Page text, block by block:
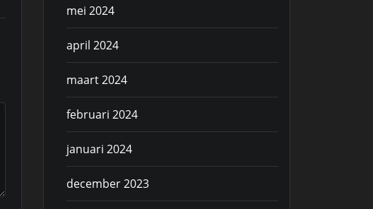
mei 2024
april 2024
maart 2024
februari 2024
januari 2024
december 2023